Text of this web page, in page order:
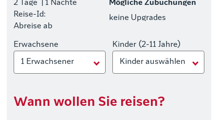
2 Tage
| 1 Nächte
Reise-Id:
Abreise ab
Mögliche Zubuchungen
keine Upgrades
Erwachsene
1 Erwachsener
Kinder (2-11 Jahre)
Kinder auswählen
Wann wollen Sie reisen?